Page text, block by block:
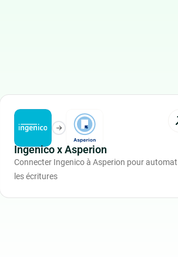
Ingenico x Asperion
Connecter Ingenico à Asperion pour
les écritures